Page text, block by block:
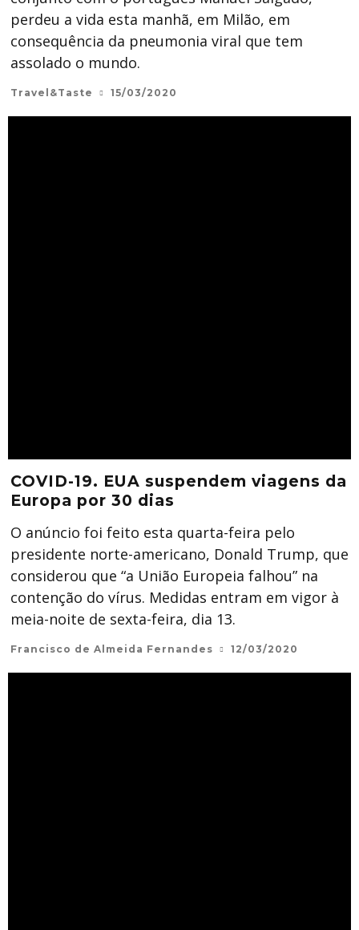
perdeu a vida esta manhã, em Milão, em
consequência da pneumonia viral que tem
assolado o mundo.
Travel&Taste 15/03/2020
COVID-19. EUA suspendem viagens da
Europa por 30 dias
O anúncio foi feito esta quarta-feira pelo
presidente norte-americano, Donald Trump, que
considerou que “a União Europeia falhou” na
contenção do vírus. Medidas entram em vigor à
meia-noite de sexta-feira, dia 13.
Francisco de Almeida Fernandes 12/03/2020